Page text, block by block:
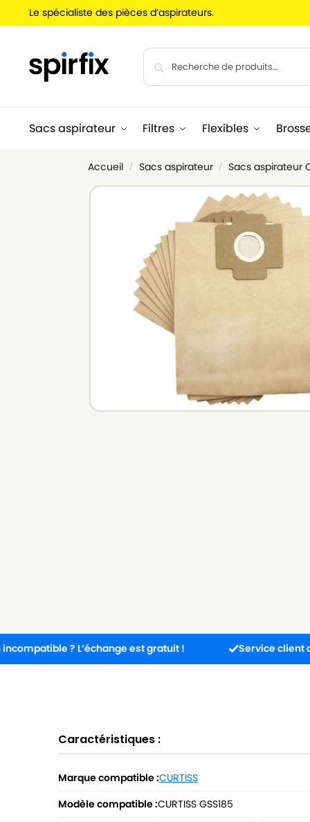
Le spécialiste des pièces d’aspirateurs.
Sacs aspirateur Filtres Flexibles
Accueil / Sacs aspirateur / Sacs aspirateur
? L’échange est gratuit ! Service client
Caractéristiques :
Marque compatible :CURTISS
Modèle compatible :CURTISS GSS185